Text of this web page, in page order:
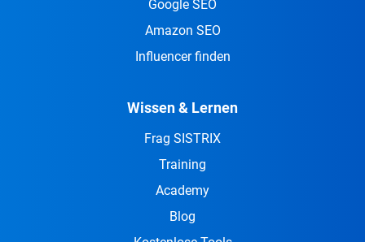
Google SEO
Amazon SEO
Influencer finden
Wissen & Lernen
Frag SISTRIX
Training
Academy
Blog